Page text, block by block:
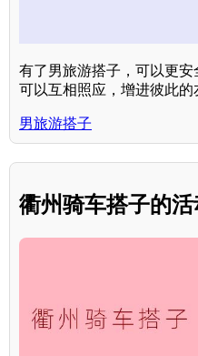
有了男旅游搭子，可以更
可以互相照应，增进彼此的
男旅游搭子
衢州骑车搭子的